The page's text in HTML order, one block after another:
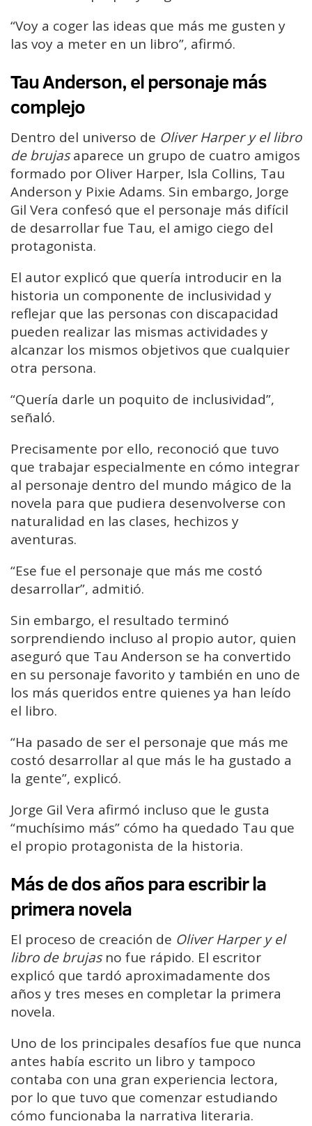
“Voy a coger las ideas que más me gusten y
las voy a meter en un libro”, afirmó.
Tau Anderson, el personaje más
complejo
Dentro del universo de Oliver Harper y el libro
de brujasaparece un grupo de cuatro amigos
formado por Oliver Harper, Isla Collins, Tau
Anderson y Pixie Adams. Sin embargo, Jorge
Gil Vera confesó que el personaje más difícil
de desarrollar fue Tau, el amigo ciego del
protagonista.
El autor explicó que quería introducir en la
historia un componente de inclusividad y
reflejar que las personas con discapacidad
pueden realizar las mismas actividades y
alcanzar los mismos objetivos que cualquier
otra persona.
“Quería darle un poquito de inclusividad”,
señaló.
Precisamente por ello, reconoció que tuvo
que trabajar especialmente en cómo integrar
al personaje dentro del mundo mágico de la
novela para que pudiera desenvolverse con
naturalidad en las clases, hechizos y
aventuras.
“Ese fue el personaje que más me costó
desarrollar”, admitió.
Sin embargo, el resultado terminó
sorprendiendo incluso al propio autor, quien
aseguró que Tau Anderson se ha convertido
en su personaje favorito y también en uno de
los más queridos entre quienes ya han leído
el libro.
“Ha pasado de ser el personaje que más me
costó desarrollar al que más le ha gustado a
la gente”, explicó.
Jorge Gil Vera afirmó incluso que le gusta
“muchísimo más” cómo ha quedado Tau que
el propio protagonista de la historia.
Más de dos años para escribir la
primera novela
El proceso de creación de Oliver Harper y el
libro de brujasno fue rápido. El escritor
explicó que tardó aproximadamente dos
años y tres meses en completar la primera
novela.
Uno de los principales desafíos fue que nunca
antes había escrito un libro y tampoco
contaba con una gran experiencia lectora,
por lo que tuvo que comenzar estudiando
cómo funcionaba la narrativa literaria.